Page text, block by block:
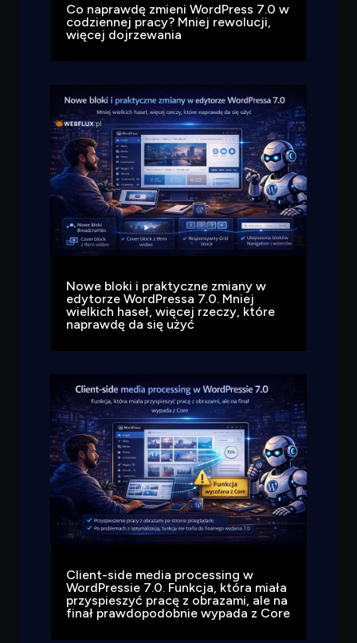
Co naprawdę zmieni WordPress 7.0 w
codziennej pracy? Mniej rewolucji,
więcej dojrzewania
Nowe bloki i praktyczne zmiany w
edytorze WordPressa 7.0. Mniej
wielkich haseł, więcej rzeczy, które
naprawdę da się użyć
Client-side media processing w
WordPressie 7.0. Funkcja, która miała
przyspieszyć pracę z obrazami, ale na
finał prawdopodobnie wypada z Core